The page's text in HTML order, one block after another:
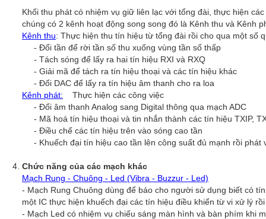
Khối thu phát có nhiệm vụ giữ liên lạc với tổng đài, thực hiện
chúng có 2 kênh hoạt động song song đó là Kênh thu và Kênh
Kênh thu: Thực hiện thu tín hiệu từ tổng đài rồi cho qua một số
- Đổi tần để rời tần số thu xuống vùng tần số thấp
- Tách sóng để lấy ra hai tín hiệu RXI và RXQ
- Giải mã để tách ra tín hiệu thoại và các tín hiệu khác
- Đổi DAC để lấy ra tín hiệu âm thanh cho ra loa
Kênh phát: Thực hiện các công việc
- Đổi âm thanh Analog sang Digital thông qua mạch ADC
- Mã hoá tín hiệu thoại và tin nhắn thành các tín hiệu TXIP,
- Điều chế các tín hiệu trên vào sóng cao tần
- Khuếch đại tín hiệu cao tần lên công suất đủ mạnh rồi phát
Chức năng của các mạch khác
Mạch Rung - Chuông - Led (Vibra - Buzzur - Led)
- Mạch Rung Chuông dùng để báo cho người sử dụng biết có
một IC thực hiện khuếch đại các tín hiệu điều khiển từ vi xử lý
- Mạch Led có nhiệm vụ chiếu sáng màn hình và bàn phím khi